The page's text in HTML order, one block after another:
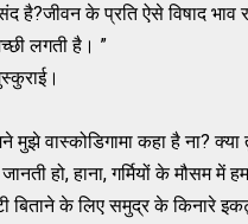
है?जीवन के प्रति ऐसे विषाद
लगती है। ”
मुझे वास्कोडिगामा कहा है ना?
हो, हाना, गर्मियों के मौसम
बिताने के लिए समुद्र के किनारे